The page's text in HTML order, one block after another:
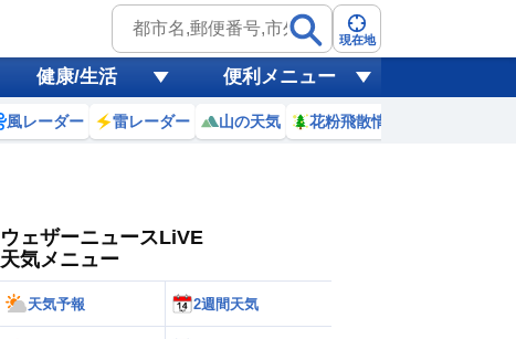
現在地
健康/生活 便利メニュー
風レーダー 雷レーダー 山の天気 花粉飛散情報
風
黄砂
天気 台風
ウェザーニュースLiVE
天気メニュー
天気予報 2週間天気